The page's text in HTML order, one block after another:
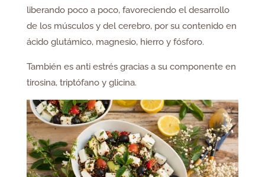
liberando poco a poco, favoreciendo el desarrollo
de los músculos y del cerebro, por su contenido en
ácido glutámico, magnesio, hierro y fósforo.
También es anti estrés gracias a su componente en
tirosina, triptófano y glicina.